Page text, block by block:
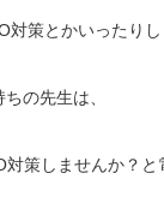
対策とかいったりし
の先生は、
対策しませんか？